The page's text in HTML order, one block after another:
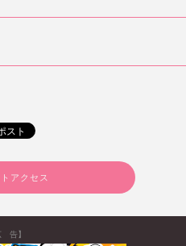
アクセス
告】